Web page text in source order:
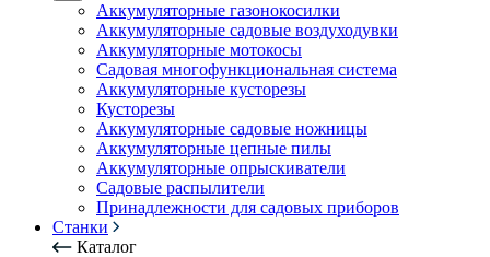
Аккумуляторные газонокосилки
Аккумуляторные садовые воздуходувки
Аккумуляторные мотокосы
Садовая многофункциональная система
Аккумуляторные кусторезы
Кусторезы
Аккумуляторные садовые ножницы
Аккумуляторные цепные пилы
Аккумуляторные опрыскиватели
Садовые распылители
Принадлежности для садовых приборов
Станки
Каталог